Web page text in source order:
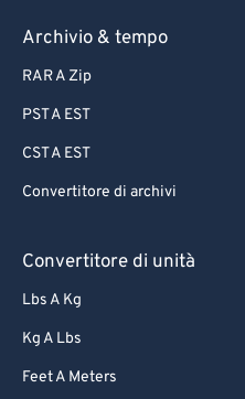
Archivio & tempo
RAR A Zip
PST A EST
CST A EST
Convertitore di archivi
Convertitore di unità
Lbs A Kg
Kg A Lbs
Feet A Meters